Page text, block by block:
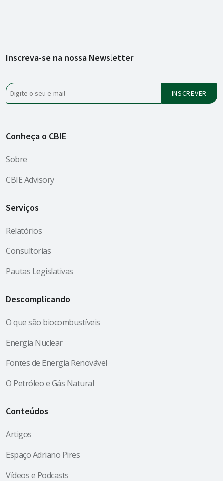
Inscreva-se na nossa Newsletter
Conheça o CBIE
Sobre
CBIE Advisory
Serviços
Relatórios
Consultorias
Pautas Legislativas
Descomplicando
O que são biocombustíveis
Energia Nuclear
Fontes de Energia Renovável
O Petróleo e Gás Natural
Conteúdos
Artigos
Espaço Adriano Pires
Vídeos e Podcasts